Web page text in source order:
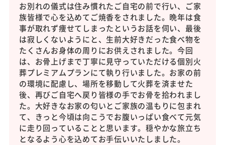
お別れの儀式は住み慣れたご自宅の前で行い、ご家
族皆様で心を込めてご焼香をされました。晩年は食
事が取れず痩せてしまったというお話を伺い、最後
は寂しくないようにと、生前大好きだった食べ物を
たくさんお身体の周りにお供えされました。今回
は、お骨上げまで丁寧に見守っていただける個別火
葬プレミアムプランにて執り行いました。お家の前
の環境に配慮し、場所を移動して火葬を済ませた
後、再びご自宅へ戻り皆様の手でお骨を拾われまし
た。大好きなお家の匂いとご家族の温もりに包まれ
て、きっと今頃は向こうでお腹いっぱい食べて元気
に走り回っていることと思います。穏やかな旅立ち
となるよう心を込めてお手伝いいたしました。